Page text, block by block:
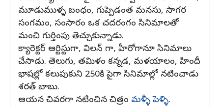
మూడుముళ్ళ బంధం, గుప్పెడంత మనసు, సాగర
సంగమం, సంసారం ఒక చదరంగం సినిమాలతో
మంచి గుర్తింపు తెచ్చుకున్నాడు.
క్యారెక్టర్ ఆర్టిస్టుగా, విలన్ గా, హీరోగానూ సినిమాలు
చేసాడు. తెలుగు, తమిళం కన్నడ, మళయాలం, హిందీ
భాషల్లో కలుపుకుని 250కి పైగా సినిమాల్లో నటించాడు
శరత్ బాబు.
ఆయన చివరగా నటించిన చిత్రం మళ్ళీ పెళ్ళి.